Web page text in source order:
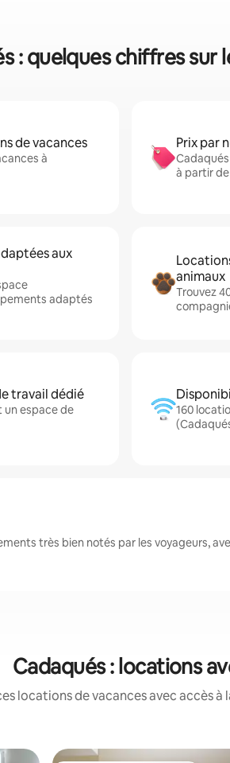
: quelques chiffres sur
de vacances
à
Prix par
à partir
aux
adaptés
animaux
Trouvez
travail dédié
espace de
160
très bien notés par les voyageurs,
Cadaqués : locations
locations de vacances avec accès